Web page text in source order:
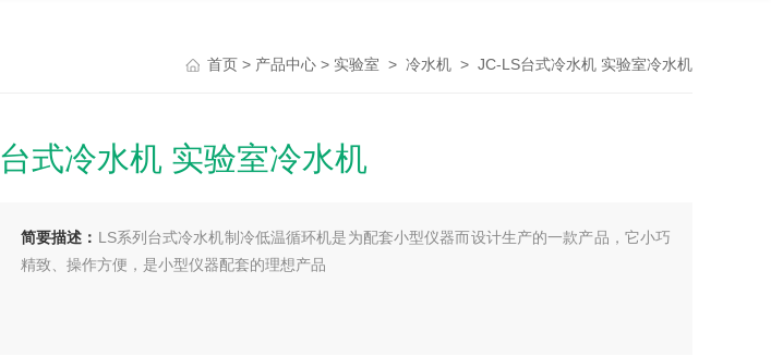
首页 > 产品中心 > 实验室 > 冷水机 > JC-LS台式冷水机 实验室冷水机
台式冷水机 实验室冷水机
简要描述： LS系列台式冷水机制冷低温循环机是为配套小型仪器而设计生产的一款产品，它小巧
精致、操作方便，是小型仪器配套的理想产品